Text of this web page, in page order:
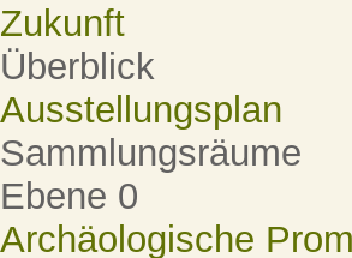
Zukunft
Überblick
Ausstellungsplan
Sammlungsräume
Ebene 0
Archäologische